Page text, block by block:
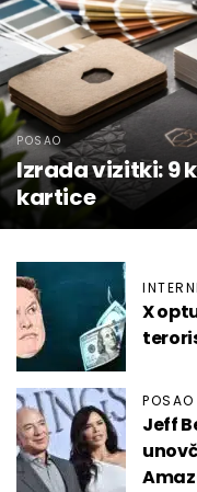
POSAO
Izrada vizitki: 9
kartice
X
POSAO
Jeff